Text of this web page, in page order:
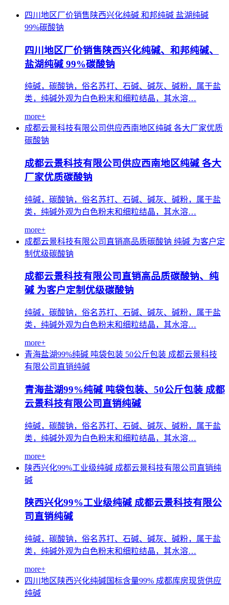
四川地区厂价销售陕西兴化纯碱 和邦纯碱 盐湖纯碱
99%碳酸钠
四川地区厂价销售陕西兴化纯碱、和邦纯碱、
盐湖纯碱 99%碳酸钠
纯碱，碳酸钠，俗名苏打、石碱、碱灰、碱粉，属于盐
类，纯碱外观为白色粉末和细粒结晶，其水溶…
more+
成都云景科技有限公司供应西南地区纯碱 各大厂家优质
碳酸钠
成都云景科技有限公司供应西南地区纯碱 各大
厂家优质碳酸钠
纯碱，碳酸钠，俗名苏打、石碱、碱灰、碱粉，属于盐
类，纯碱外观为白色粉末和细粒结晶，其水溶…
more+
成都云景科技有限公司直销高品质碳酸钠 纯碱 为客户定
制优级碳酸钠
成都云景科技有限公司直销高品质碳酸钠、纯
碱 为客户定制优级碳酸钠
纯碱，碳酸钠，俗名苏打、石碱、碱灰、碱粉，属于盐
类，纯碱外观为白色粉末和细粒结晶，其水溶…
more+
青海盐湖99%纯碱 吨袋包装 50公斤包装 成都云景科技
有限公司直销纯碱
青海盐湖99%纯碱 吨袋包装、50公斤包装 成都
云景科技有限公司直销纯碱
纯碱，碳酸钠，俗名苏打、石碱、碱灰、碱粉，属于盐
类，纯碱外观为白色粉末和细粒结晶，其水溶…
more+
陕西兴化99%工业级纯碱 成都云景科技有限公司直销纯
碱
陕西兴化99%工业级纯碱 成都云景科技有限公
司直销纯碱
纯碱，碳酸钠，俗名苏打、石碱、碱灰、碱粉，属于盐
类，纯碱外观为白色粉末和细粒结晶，其水溶…
more+
四川地区陕西兴化纯碱国标含量99% 成都库房现货供应
纯碱